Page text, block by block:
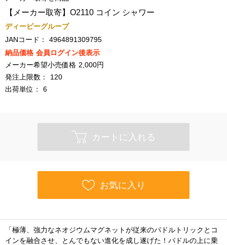
【メーカー取寄】O2110 コイン シャワー
ディーピーグループ
JANコード：
4964891309795
納品価格 会員ログイン後表示
メーカー希望小売価格 2,000円
発注上限数：
120
出荷単位：
6
カートに入れる
お気に入り
「極薄、強力なネオジウムマグネットが従来のパドルトリックとコ
インを融合させ、とんでもない進化を成し遂げた！パドルの上に乗